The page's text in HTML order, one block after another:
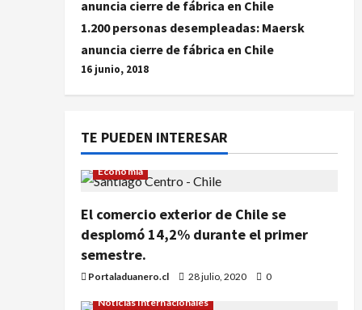
1.200 personas desempleadas: Maersk
anuncia cierre de fábrica en Chile
16 junio, 2018
TE PUEDEN INTERESAR
Economía
El comercio exterior de Chile se
desplomó 14,2% durante el primer
semestre.
Portaladuanero.cl 28 julio, 2020 0
Noticias Internacionales